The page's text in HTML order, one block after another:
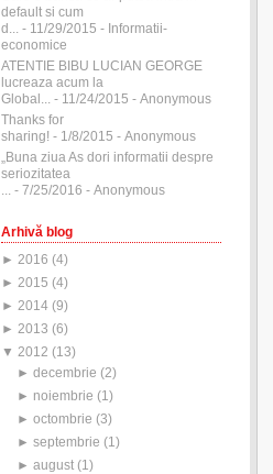
default si cum
d... - 11/29/2015 - Informatii-
economice
ATENTIE BIBU LUCIAN GEORGE
lucreaza acum la
Global... - 11/24/2015 - Anonymous
Thanks for
sharing! - 1/8/2015 - Anonymous
„Buna ziua As dori informatii despre
seriozitatea
... - 7/25/2016 - Anonymous
Arhivă blog
► 2016 (4)
► 2015 (4)
► 2014 (9)
► 2013 (6)
▼ 2012 (13)
►decembrie (2)
► noiembrie (1)
►octombrie (3)
►septembrie (1)
►august (1)